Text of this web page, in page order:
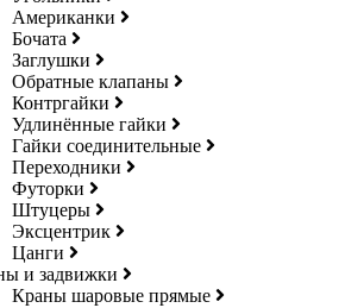
Американки
Бочата
Заглушки
Обратные клапаны
Контргайки
Удлинённые гайки
Гайки соединительные
Переходники
Футорки
Штуцеры
Эксцентрик
Цанги
и задвижки
Краны шаровые прямые